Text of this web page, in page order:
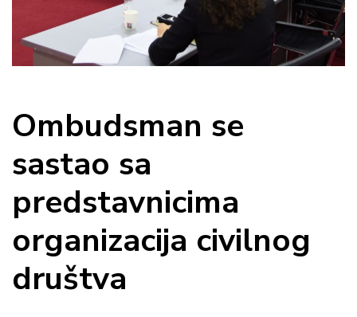
Ombudsman se
sastao sa
predstavnicima
organizacija civilnog
društva